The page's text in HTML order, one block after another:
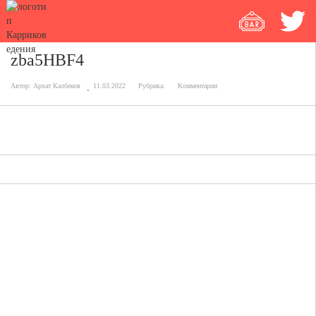
zba5HBF4
Автор: Архат Калбеков 11.03.2022 Рубрика: Комментарии